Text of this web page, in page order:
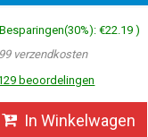
€22.19 )
verzendkosten
beoordelingen
In Winkelwagen